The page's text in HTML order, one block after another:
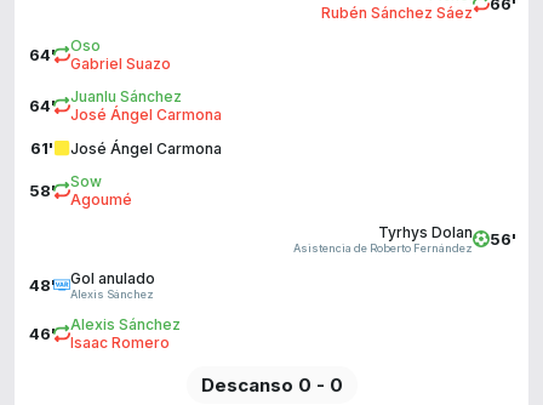
Rubén Sánchez Sáez
64'
Oso
Gabriel Suazo
64'
Juanlu Sánchez
José Ángel Carmona
61' José Ángel Carmona
58'
Sow
Agoumé
56'
Tyrhys Dolan
Asistencia de Roberto Fernández
48' Gol anulado
Alexis Sánchez
46'
Alexis Sánchez
Isaac Romero
Descanso 0 - 0